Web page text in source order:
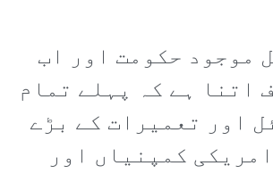
موجود حکومت اور اب
اتنا ہے کہ پہلے تمام
اور تعمیرات کے بڑے
کمپنیاں اور